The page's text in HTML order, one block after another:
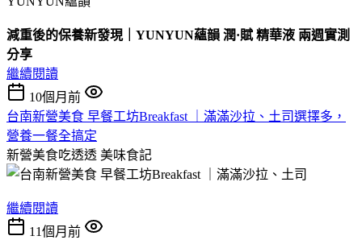
減重後的保養新發現｜YUNYUN蘊韻 潤·賦精華液 兩週實測
分享
繼續閱讀
10個月前
台南新營美食 早餐工坊Breakfast ｜滿滿沙拉、土司選擇多，
營養一餐全搞定
新營美食吃透透 美味食記
繼續閱讀
11個月前